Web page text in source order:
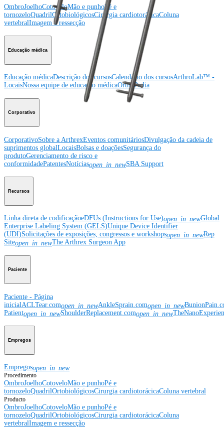
OmbroJoelhoCotoveloMão e punhoPé e
tornozeloQuadrilOrtobiológicosCirurgia cardiotorácicaColuna
vertebralImagem e ressecção
Educação médica
Educação médicaDescrição dos cursosCalendário dos cursosArthroLab™ -
LocaisNossa equipe de educação médicaOrthoPedia
Corporativo
CorporativoSobre a ArthrexEventos comunitáriosDivulgação da cadeia de
suprimentos globalLocaisBolsas e doaçõesSegurança do
produtoGerenciamento de risco e
conformidadePatentesNotíciasopen_in_newSBA Support
Recursos
Linha direta de codificaçãoeDFUs (Instructions for Use)open_in_newGlobal
Enterprise Labeling System (GELS)Unique Device Identifier
(UDI)Solicitações de exposições, congressos e workshopsopen_in_newRep
Siteopen_in_newThe Arthrex Surgeon App
Paciente
Paciente - Página
inicialACLTear.comopen_in_newAnkleSprain.comopen_in_new
Patientopen_in_newShoulderReplacement.comopen_in_new
Empregos
Empregosopen_in_new
Procedimento
OmbroJoelhoCotoveloMão e punhoPé e
tornozeloQuadrilOrtobiológicosCirurgia cardiotorácicaColuna vertebral
Producto
OmbroJoelhoCotoveloMão e punhoPé e
tornozeloQuadrilOrtobiológicosCirurgia cardiotorácicaColuna
vertebralImagem e ressecção